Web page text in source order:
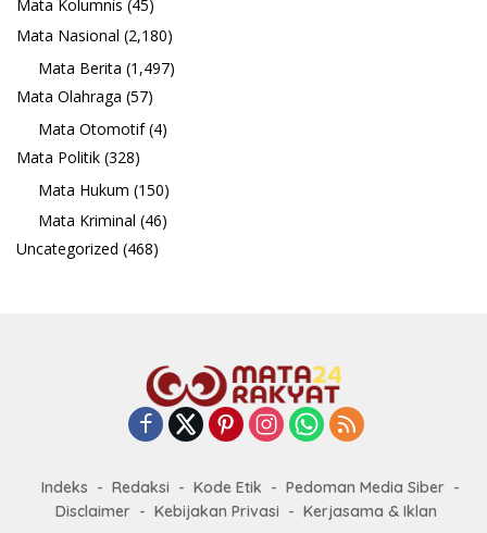
Mata Kolumnis (45)
Mata Nasional (2,180)
Mata Berita (1,497)
Mata Olahraga (57)
Mata Otomotif(4)
Mata Politik (328)
Mata Hukum (150)
Mata Kriminal (46)
Uncategorized (468)
Indeks Redaksi Kode Etik
Pedoman Media Siber
Disclaimer
Kebijakan Privasi
Kerjasama & Iklan